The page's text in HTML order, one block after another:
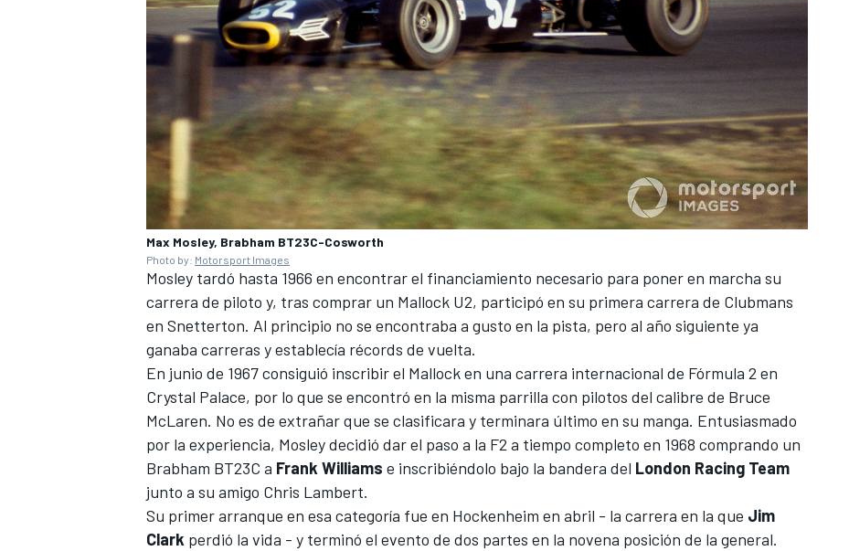
MÁS CATEGORÍAS
Max Mosley, Brabham BT23C-Cosworth
Photo by: Motorsport Images
Mosley tardó hasta 1966 en encontrar el financiamiento necesario para poner en marcha su
carrera de piloto y, tras comprar un Mallock U2, participó en su primera carrera de Clubmans
en Snetterton. Al principio no se encontraba a gusto en la pista, pero al año siguiente ya
ganaba carreras y establecía récords de vuelta.
En junio de 1967 consiguió inscribir el Mallock en una carrera internacional de Fórmula 2 en
Crystal Palace, por lo que se encontró en la misma parrilla con pilotos del calibre de Bruce
McLaren. No es de extrañar que se clasificara y terminara último en su manga. Entusiasmado
por la experiencia, Mosley decidió dar el paso a la F2 a tiempo completo en 1968 comprando un
Brabham BT23C a Frank Williams e inscribiéndolo bajo la bandera del London Racing Team
junto a su amigo Chris Lambert.
Su primer arranque en esa categoría fue en Hockenheim en abril - la carrera en la que Jim
Clark perdió la vida - y terminó el evento de dos partes en la novena posición de la general.